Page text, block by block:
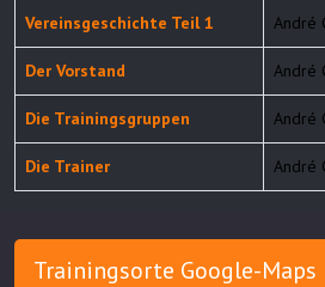
Vereinsgeschichte Teil 1 André
Der Vorstand André
Die Trainingsgruppen André
Die Trainer André
Trainingsorte Google-Maps